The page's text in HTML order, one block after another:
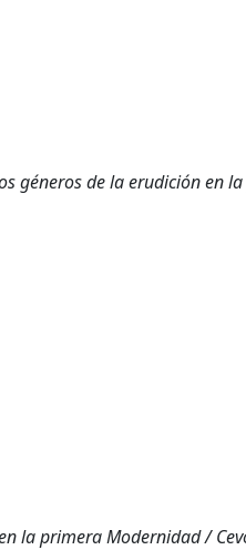
géneros de la erudición en
la primera Modernidad /